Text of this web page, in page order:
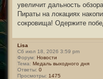
увеличит дальность
Пираты на локациях
сокровища! Одержите
Lisa
Сб июл 18, 2026 3:59 pm
Форум: Новости
Тема: Медаль выходного дня
Ответы: 0
Просмотры: 1475